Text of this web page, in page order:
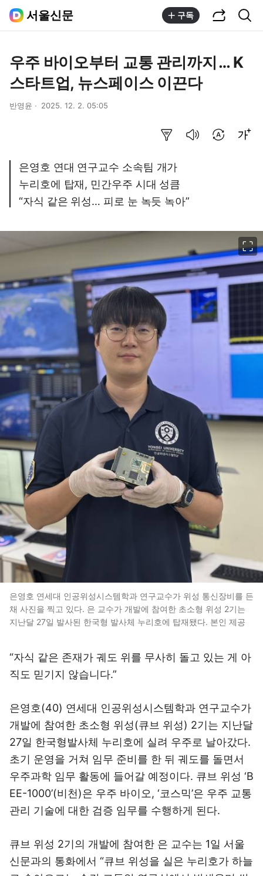
서울신문 구독
우주 바이오부터 교통 관리까지 … K
스타트업, 뉴스페이스 이끈다
반영윤 2025. 12. 2. 05:05
은영호 연대 연구교수 소속팀 개가
누리호에 탑재, 민간우주 시대 성큼
“자식 같은 위성… 피로 눈 녹듯 녹아”
은영호 연세대 인공위성시스템학과 연구교수가 위성 통신장비를 든
채 사진을 찍고 있다. 은 교수가 개발에 참여한 초소형 위성 2기는
지난달 27일 발사된 한국형 발사체 누리호에 탑재됐다. 본인 제공
“자식 같은 존재가 궤도 위를 무사히 돌고 있는 게 아
직도 믿기지 않습니다.”
은영호(40) 연세대 인공위성시스템학과 연구교수가
개발에 참여한 초소형 위성(큐브 위성) 2기는 지난달
27일 한국형발사체 누리호에 실려 우주로 날아갔다.
초기 운영을 거쳐 임무 준비를 한 뒤 궤도를 돌면서
우주과학 임무 활동에 들어갈 예정이다. 큐브 위성 ‘B
EE-1000’(비천)은 우주 바이오, ‘코스믹’은 우주 교통
관리 기술에 대한 검증 임무를 수행하게 된다.
큐브 위성 2기의 개발에 참여한 은 교수는 1일 서울
신문과의 통화에서 “큐브 위성을 실은 누리호가 하늘